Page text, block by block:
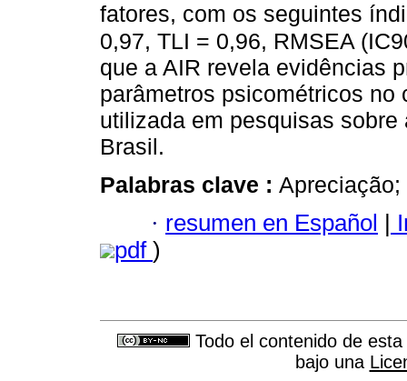
fatores, com os seguintes
0,97, TLI = 0,96, RMSEA
que a AIR revela evidências
parâmetros psicométricos
utilizada em pesquisas
Brasil.
Palabras clave :
· resumen en Español
pdf )
Todo el contenido de
bajo una